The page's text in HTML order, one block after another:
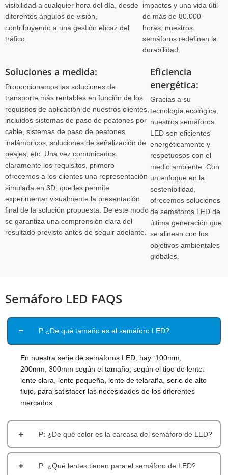
visibilidad a cualquier hora del día, desde
diferentes ángulos de visión,
contribuyendo a una gestión eficaz del
tráfico.
impactos y una vida útil
de más de 80.000
horas, nuestros
semáforos redefinen la
durabilidad.
Soluciones a medida:
Proporcionamos las soluciones de
transporte más rentables en función de los
requisitos de aplicación de nuestros clientes,
incluidos sistemas de paso de peatones por
cable, sistemas de paso de peatones
inalámbricos, soluciones de señalización de
peajes, etc. Una vez comunicados
claramente los requisitos, primero
ofrecemos a los clientes una representación
simulada en 3D, que les permite
experimentar visualmente la presentación
final de la solución propuesta. De este modo
se garantiza una comprensión clara del
resultado previsto antes de seguir adelante.
Eficiencia
energética:
Gracias a su
tecnología ecológica,
nuestros semáforos
LED son eficientes
energéticamente y
respetuosos con el
medio ambiente. Con
un enfoque en la
sostenibilidad,
ofrecemos soluciones
de semáforos LED de
última generación que
se alinean con los
objetivos ambientales
globales.
Semáforo LED FAQS
P:¿De qué tamaño es el semáforo LED?
En nuestra serie de semáforos LED, hay: 100mm,
200mm, 300mm según el tamaño; según el tipo de lente:
lente clara, lente pequeña, lente de telaraña, serie de alto
flujo, para satisfacer las necesidades de los diferentes
mercados.
P: ¿De qué color es la carcasa del semáforo de LED?
P: ¿Qué lentes tienen para el semáforo de LED?